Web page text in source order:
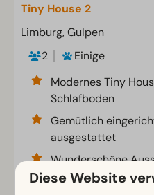
Tiny House 2
Limburg, Gulpen
2
Einige
Modernes Tiny
Schlafboden
Gemütlich
ausgestattet
Wunderschöne
Limburg
Diese Website